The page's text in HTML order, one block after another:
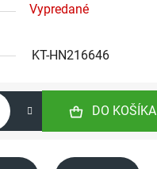
Vypredané
KT-HN216646
DO KOŠÍKA